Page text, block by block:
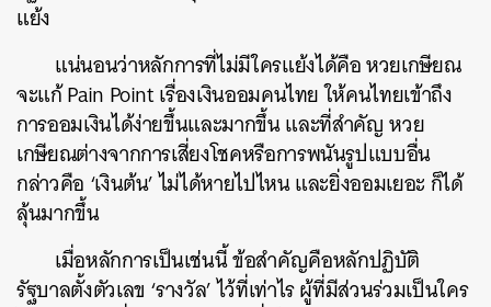
แย้ง
แน่นอนว่าหลักการที่ไม่มีใครแย้งได้คือ หวยเกษียณ
จะแก้ Pain Point เรื่องเงินออมคนไทย ให้คนไทยเข้าถึง
การออมเงินได้ง่ายขึ้นและมากขึ้น และที่สำคัญ หวย
เกษียณต่างจากการเสี่ยงโชคหรือการพนันรูปแบบอื่น
กล่าวคือ ‘เงินต้น’ ไม่ได้หายไปไหน และยิ่งออมเยอะ ก็ได้
ลุ้นมากขึ้น
เมื่อหลักการเป็นเช่นนี้ ข้อสำคัญคือหลักปฏิบัติ
รัฐบาลตั้งตัวเลข ‘รางวัล’ ไว้ที่เท่าไร ผู้ที่มีส่วนร่วมเป็นใคร